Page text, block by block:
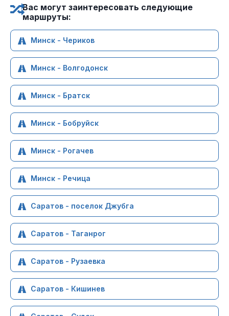
Вас могут заинтересовать следующие
маршруты:
Минск - Чериков
Минск - Волгодонск
Минск - Братск
Минск - Бобруйск
Минск - Рогачев
Минск - Речица
Саратов - поселок Джубга
Саратов - Таганрог
Саратов - Рузаевка
Саратов - Кишинев